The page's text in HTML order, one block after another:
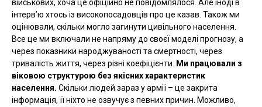
військових, хоча це офіційно не повідомлялося. Але іноді в
інтерв’ю хтось із високопосадовців про це казав. Також ми
оцінювали, скільки могло загинути цивільного населення.
Все це ми включали не напряму до своєї моделі прогнозу, а
через показники народжуваності та смертності, через
тривалість життя, через різні коефіцієнти.
Ми працювали з
віковою структурою без якісних характеристик
населення. Скільки людей зараз у армії – це закрита
інформація, її ніхто не озвучує з певних причин. Можливо,